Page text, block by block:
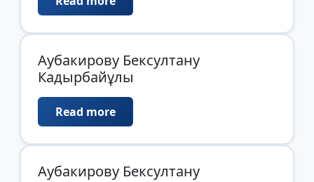
Аубакирову Бексултану
Кадырбайұлы
Read more
Аубакирову Бексултану